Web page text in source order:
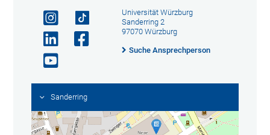
Universität Würzburg
Sanderring 2
97070 Würzburg
Suche Ansprechperson
Sanderring